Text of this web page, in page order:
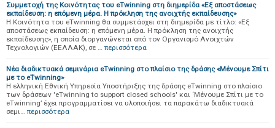
Συμμετοχή της Κοινότητας του eTwinning στη διημερίδα «Εξ αποστάσεως
εκπαίδευση: η επόμενη μέρα. Η πρόκληση της ανοιχτής εκπαίδευσης»
Η Κοινότητα του eTwinning θα συμμετάσχει στη διημερίδα με τίτλο: «Εξ
αποστάσεως εκπαίδευση: η επόμενη μέρα. Η πρόκληση της ανοιχτής
εκπαίδευσης», η οποία διοργανώνεται από τον Οργανισμό Ανοιχτών
Τεχνολογιών (ΕΕΛΛΑΚ), σε … περισσότερα
Νέα διαδικτυακά σεμινάρια eTwinning στο πλαίσιο της δράσης «Μένουμε Σπίτι
με το eTwinning»
Η ελληνική Εθνική Υπηρεσία Υποστήριξης της δράσης eTwinning στο πλαίσιο
των δράσεων 'eTwinning to support closed schools' και ‘Μένουμε Σπίτι με το
eTwinning’ έχει προγραμματίσει να υλοποιήσει τα παρακάτω διαδικτυακά
σεμι… περισσότερα